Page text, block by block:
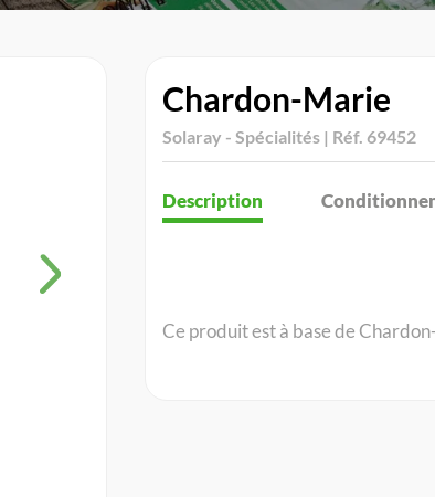
Chardon-Marie
Solaray - Spécialités | Réf. 69452
Description
Ce produit est à base de